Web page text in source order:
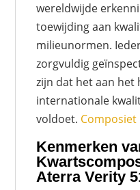
wereldwijde
toewijding aan
milieunormen.
zorgvuldig
zijn dat het aan het
internationale
voldoet. Composiet
Kenmerken
Aterra Verity